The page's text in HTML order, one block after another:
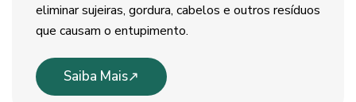
eliminar sujeiras, gordura, cabelos e outros resíduos
que causam o entupimento.
Saiba Mais